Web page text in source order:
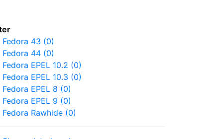
Fedora 43 (0)
Fedora 44 (0)
Fedora EPEL 10.2 (0)
Fedora EPEL 10.3 (0)
Fedora EPEL 8 (0)
Fedora EPEL 9 (0)
Fedora Rawhide (0)